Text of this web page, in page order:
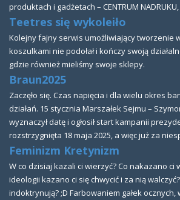
produktach i gadżetach – CENTRUM NADRUKU,
Teetres się wykoleiło
Kolejny fajny serwis umożliwiający tworzenie
koszulkami nie podołał i kończy swoją
gdzie również mieliśmy swoje sklepy.
Braun2025
Zaczęło się. Czas napięcia i dla wielu okres
działań. 15 stycznia Marszałek Sejmu –
wyznaczył datę i ogłosił start kampanii
rozstrzygnięta 18 maja 2025, a więc już za
Feminizm Kretynizm
W co dzisiaj kazali ci wierzyć? Co nakazano ci
ideologii kazano ci się chwycić i za nią
indoktrynują? ;D Farbowaniem gałek